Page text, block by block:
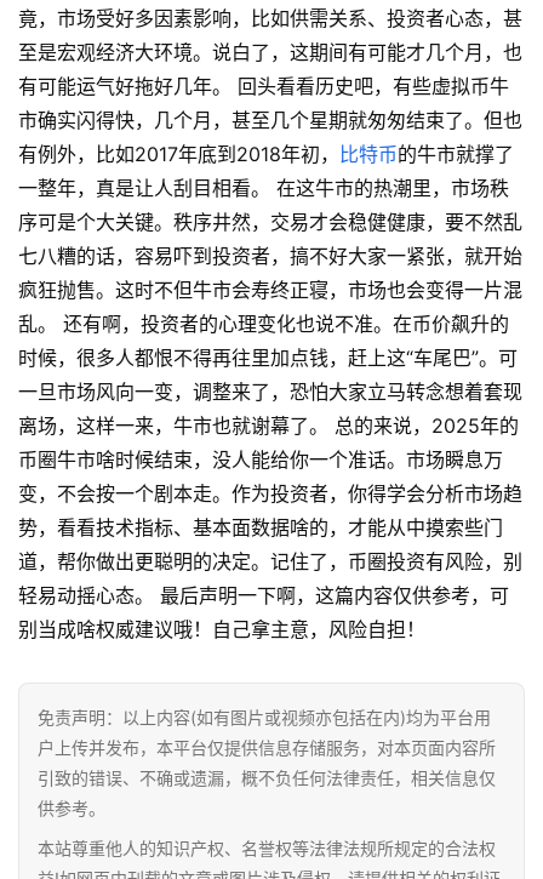
首
页
情
快
讯
专
题
百
竟，市场受好多因素影响，比如供需关系、投资者心态，甚
至是宏观经济大环境。说白了，这期间有可能才几个月，也
有可能运气好拖好几年。 回头看看历史吧，有些虚拟币牛
市确实闪得快，几个月，甚至几个星期就匆匆结束了。但也
有例外，比如2017年底到2018年初，
比特币的牛市就撑了
一整年，真是让人刮目相看。 在这牛市的热潮里，市场秩
序可是个大关键。秩序井然，交易才会稳健健康，要不然乱
七八糟的话，容易吓到投资者，搞不好大家一紧张，就开始
疯狂抛售。这时不但牛市会寿终正寝，市场也会变得一片混
乱。 还有啊，投资者的心理变化也说不准。在币价飙升的
时候，很多人都恨不得再往里加点钱，赶上这“车尾巴”。可
一旦市场风向一变，调整来了，恐怕大家立马转念想着套现
离场，这样一来，牛市也就谢幕了。 总的来说，2025年的
币圈牛市啥时候结束，没人能给你一个准话。市场瞬息万
变，不会按一个剧本走。作为投资者，你得学会分析市场趋
势，看看技术指标、基本面数据啥的，才能从中摸索些门
道，帮你做出更聪明的决定。记住了，币圈投资有风险，别
轻易动摇心态。 最后声明一下啊，这篇内容仅供参考，可
别当成啥权威建议哦！自己拿主意，风险自担！
免责声明：以上内容(如有图片或视频亦包括在内)均为平台用
户上传并发布，本平台仅提供信息存储服务，对本页面内容所
引致的错误、不确或遗漏，概不负任何法律责任，相关信息仅
供参考。
本站尊重他人的知识产权、名誉权等法律法规所规定的合法权